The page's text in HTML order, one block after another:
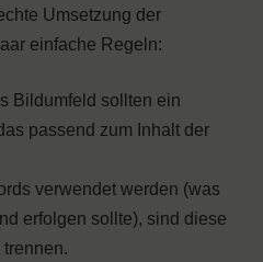
Umsetzung der
einfache Regeln:
Bildumfeld sollten ein
passend zum Inhalt der
verwendet werden (was
erfolgen sollte), sind diese